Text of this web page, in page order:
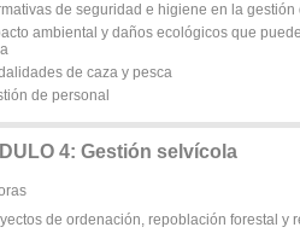
de seguridad e higiene en la
ambiental y daños ecológicos que
de caza y pesca
de personal
4: Gestión selvícola
de ordenación, repoblación forestal y